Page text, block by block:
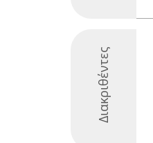
Διακριθέντες